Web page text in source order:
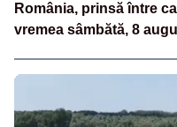
România, prinsă între
vremea sâmbătă, 8